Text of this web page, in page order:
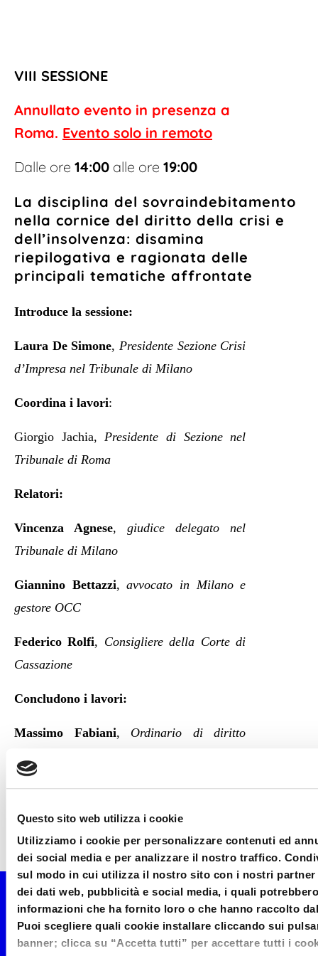
Questo sito web utilizza i cookie
Utilizziamo i cookie per personalizzare contenuti ed
dei social media e per analizzare il nostro traffico.
sul modo in cui utilizza il nostro sito con i nostri partner
dei dati web, pubblicità e social media, i quali
informazioni che ha fornito loro o che hanno raccolto
Puoi scegliere quali cookie installare cliccando sui
banner; clicca su “Accetta tutti” per accettare tutti i
VIII SESSIONE
Annullato evento in presenza a
Roma. Evento solo in remoto
Dalle ore 14:00 alle ore 19:00
La disciplina del sovraindebitamento
nella cornice del diritto della crisi e
dell’insolvenza: disamina
riepilogativa e ragionata delle
principali tematiche affrontate
Introduce la sessione:
Laura De Simone,Presidente Sezione Crisi
d’Impresa nel Tribunale di Milano
Coordina i lavori:
Giorgio Jachia, Presidente di Sezione nel
Tribunale di Roma
Relatori:
Vincenza Agnese,giudice delegato nel
Tribunale di Milano
Giannino Bettazzi, avvocato in Milano e
gestore OCC
Federico Rolfi, Consigliere della Corte di
Cassazione
Concludono i lavori:
Massimo Fabiani, Ordinario di diritto
Molise
Salvo Leuzzi ,
Consigliere della Suprema
Corte di Cassazione
Costo:
- Corso completo di 40 ore: € 305,00